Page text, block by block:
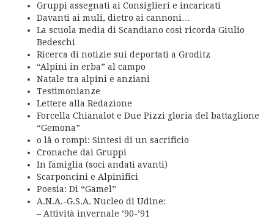
Gruppi assegnati ai Consiglieri e incaricati
Davanti ai muli, dietro ai cannoni…
La scuola media di Scandiano così ricorda Giulio
Bedeschi
Ricerca di notizie sui deportati a Groditz
“Alpini in erba” al campo
Natale tra alpini e anziani
Testimonianze
Lettere alla Redazione
Forcella Chianalot e Due Pizzi gloria del battaglione
“Gemona”
o lâ o rompi: Sintesi di un sacrificio
Cronache dai Gruppi
In famiglia (soci andati avanti)
Scarponcini e Alpinifici
Poesia: Di “Gamel”
A.N.A.-G.S.A. Nucleo di Udine:
– Attività invernale ’90-’91